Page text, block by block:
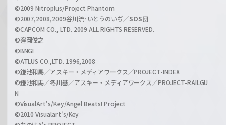
l
©2009 Nitroplus/Project Phantom
©2007,2008,2009谷川流･いとうのいぢ／SOS団
©CAPCOM CO., LTD. 2009 ALL RIGHTS RESERVED.
©窪岡俊之
©BNGI
©ATLUS CO.,LTD. 1996,2008
©鎌池和馬／アスキー・メディアワークス／PROJECT-INDEX
©鎌池和馬／冬川基／アスキー・メディアワークス／PROJECT-RAILGU
N
©VisualArt's/Key/Angel Beats! Project
©2010 Visualart's/Key